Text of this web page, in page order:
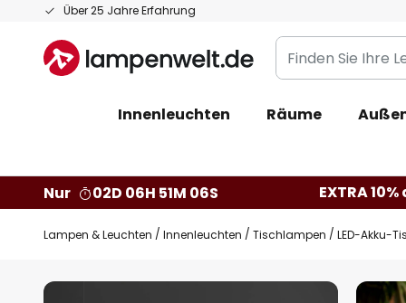
Über 25 Jahre Erfahrung
Zum
springen
Finden
Sie
Leuchte...
Innenleuchten Räume
Nur 02D 06H 51M 05S EXTRA
Lampen & Leuchten Innenleuchten Tischlampen LED-Akku-
Zum